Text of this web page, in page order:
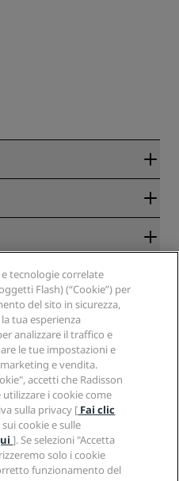
Rewards
del sito
tecnologie correlate
Flash) (“Cookie”) per
del sito in sicurezza,
tua esperienza
analizzare il traffico e
le tue impostazioni e
e vendita.
accetti che Radisson
i cookie come
sulla privacy [ Fai clic
cookie e sulle
]. Se selezioni "Accetta
solo i cookie
funzionamento del